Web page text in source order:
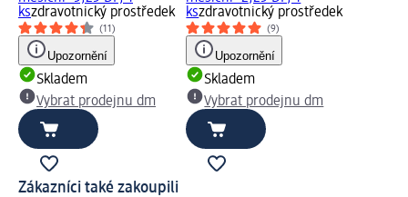
kszdravotnický prostředek
(11)
Upozornění
Skladem
Vybrat prodejnu dm
kszdravotnický prostředek
(9)
Upozornění
Skladem
Vybrat prodejnu dm
Zákazníci také zakoupili